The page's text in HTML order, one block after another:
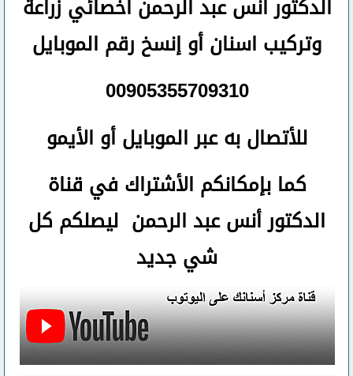
الدكتور انس عبد الرحمن أخصائي زراعة
وتركيب اسنانأوإنسخ رقم الموبايل
00905355709310
للأتصالبه عبر الموبايل أو الأيمو
كما بإمكانكم الأشتراك في قناة
الدكتور أنس عبد الرحمن ليصلكم كل
شي جديد